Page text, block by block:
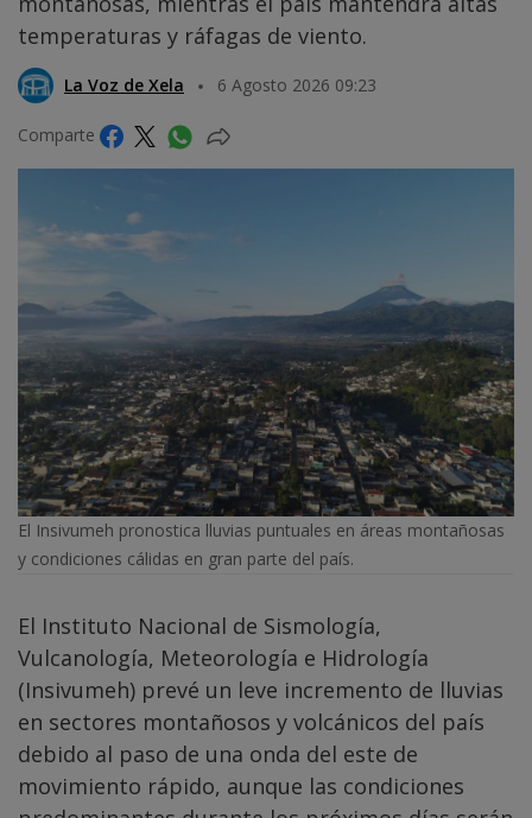
temperaturas y ráfagas de viento.
La Voz de Xela 6 Agosto 2026 09:23
Comparte
El Insivumeh pronostica lluvias puntuales en áreas montañosas
y condiciones cálidas en gran parte del país.
El Instituto Nacional de Sismología,
Vulcanología, Meteorología e Hidrología
(Insivumeh) prevé un leve incremento de lluvias
en sectores montañosos y volcánicos del país
debido al paso de una onda del este de
movimiento rápido, aunque las condiciones